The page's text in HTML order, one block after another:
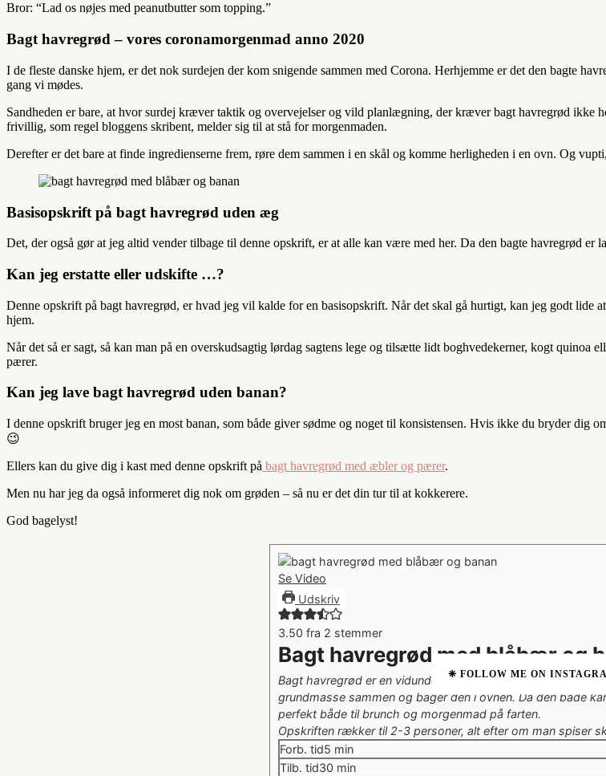
Bror: “Lad os nøjes med peanutbutter som topping.”
Bagt havregrød – vores coronamorgenmad anno 2020
I de fleste danske hjem, er det nok surdejen der kom snigende sammen med Corona. Herhjemme er det den bagte
gang vi mødes.
Sandheden er bare, at hvor surdej kræver taktik og overvejelser og vild planlægning, der kræver bagt havregrød ikke
frivillig, som regel bloggens skribent, melder sig til at stå for morgenmaden.
Derefter er det bare at finde ingredienserne frem, røre dem sammen i en skål og komme herligheden i en ovn. Og
Basisopskrift på bagt havregrød uden æg
Det, der også gør at jeg altid vender tilbage til denne opskrift, er at alle kan være med her. Da den bagte havregrød
Kan jeg erstatte eller udskifte …?
Denne opskrift på bagt havregrød, er hvad jeg vil kalde for en basisopskrift. Når det skal gå hurtigt, kan jeg godt lide
hjem.
Når det så er sagt, så kan man på en overskudsagtig lørdag sagtens lege og tilsætte lidt boghvedekerner, kogt
pærer.
Kan jeg lave bagt havregrød uden banan?
I denne opskrift bruger jeg en most banan, som både giver sødme og noget til konsistensen. Hvis ikke du bryder dig
😉
Ellers kan du give dig i kast med denne opskrift på bagt havregrød med æbler og pærer.
Men nu har jeg da også informeret dig nok om grøden – så nu er det din tur til at kokkerere.
God bagelyst!
Se Video
Udskriv
3.50 fra 2 stemmer
Bagt havregrød med blåbær og
Bagt havregrød er en vidunderlig måde at nyde sin
grundmasse sammen og bager den i ovnen. Da den både
perfekt både til brunch og morgenmad på farten.
Opskriften rækker til 2-3 personer, alt efter om man spiser
Forb. tid5 minutter
min
Tilb. tid30 minutter
min
❈ FOLLOW ME ON